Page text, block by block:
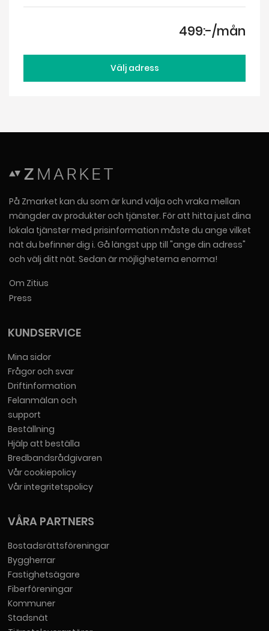
499:-/mån
Välj adress
På Zmarket kan du som är kund välja och vraka mellan
mängder av produkter och tjänster. För att hitta just dina
lokala tjänster med prisinformation måste du ange vilket
nät du befinner dig i. Gå längst upp till "ange din adress"
och välj ditt nät. Sedan är möjligheterna enorma!
Om Zitius
Press
KUNDSERVICE
Mina sidor
Frågor och svar
Driftinformation
Felanmälan och
support
Beställning
Hjälp att beställa
Bredbandsrådgivaren
Vår cookiepolicy
Vår integritetspolicy
VÅRA PARTNERS
Bostadsrättsföreningar
Byggherrar
Fastighetsägare
Fiberföreningar
Kommuner
Stadsnät